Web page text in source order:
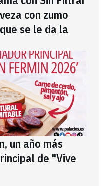
con zumo
se le da la
un año más
de "Vive